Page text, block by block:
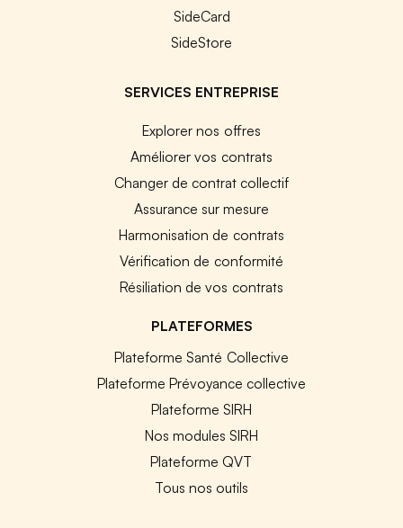
SideCard
SideStore
SERVICES ENTREPRISE
Explorer nos offres
Améliorer vos contrats
Changer de contrat collectif
Assurance sur mesure
Harmonisation de contrats
Vérification de conformité
Résiliation de vos contrats
PLATEFORMES
Plateforme Santé Collective
Plateforme Prévoyance collective
Plateforme SIRH
Nos modules SIRH
Plateforme QVT
Tous nos outils